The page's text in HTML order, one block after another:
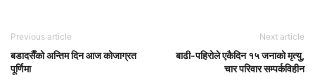
Previous article
बडादसैँको अन्तिम दिन आज कोजाग्रत
पूर्णिमा
Next article
बाढी-पहिरोले एकैदिन १५ जनाको मृत्यु,
चार परिवार सम्पर्कविहीन